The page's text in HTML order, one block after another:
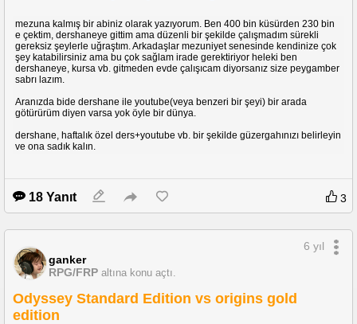
mezuna kalmış bir abiniz olarak yazıyorum. Ben 400 bin küsürden 230 bin
e çektim, dershaneye gittim ama düzenli bir şekilde çalışmadım sürekli
gereksiz şeylerle uğraştım. Arkadaşlar mezuniyet senesinde kendinize çok
şey katabilirsiniz ama bu çok sağlam irade gerektiriyor heleki ben
dershaneye, kursa vb. gitmeden evde çalışıcam diyorsanız size peygamber
sabrı lazım.
Aranızda bide dershane ile youtube(veya benzeri bir şeyi) bir arada
götürürüm diyen varsa yok öyle bir dünya.
dershane, haftalık özel ders+youtube vb. bir şekilde güzergahınızı belirleyin
ve ona sadık kalın.
18 Yanıt 3
ganker
RPG/FRP altına konu açtı.
6 yıl
Odyssey Standard Edition vs origins gold
edition